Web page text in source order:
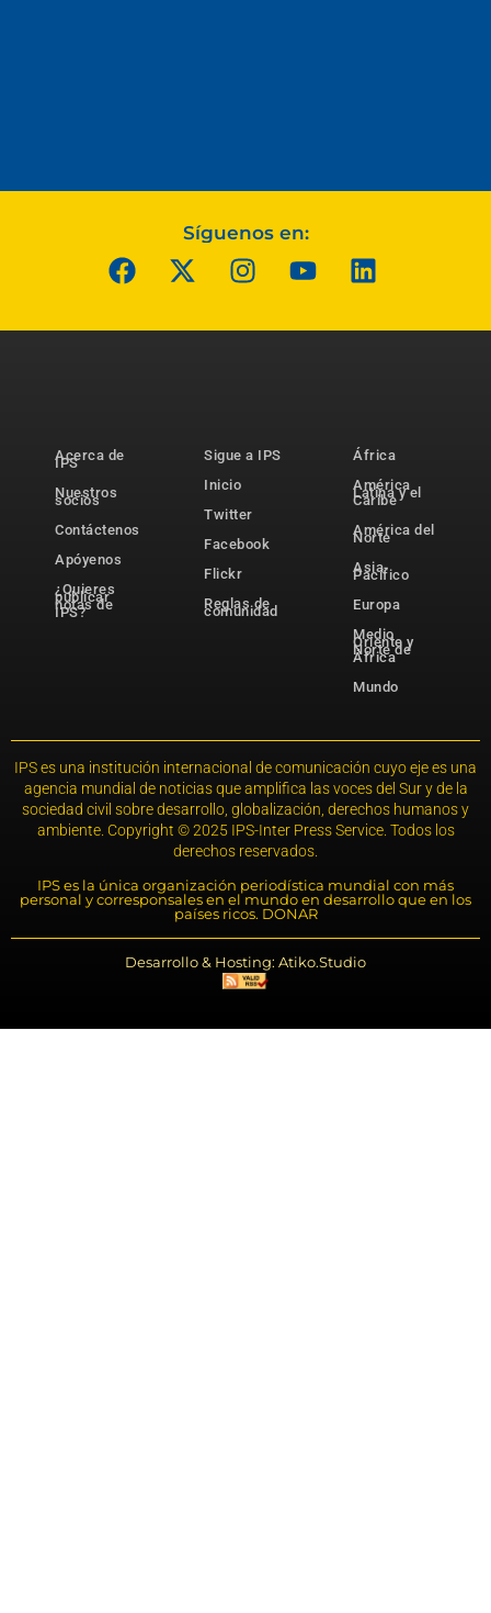
Síguenos en:
Acerca de
IPS
Nuestros
socios
Contáctenos
Apóyenos
¿Quieres
publicar
notas de
IPS?
Sigue a IPS
Inicio
Twitter
Facebook
Flickr
Reglas de
comunidad
África
América
Latina y el
Caribe
América del
Norte
Asia-
Pacífico
Europa
Medio
Oriente y
Norte de
África
Mundo
IPS es una institución internacional de comunicación cuyo eje es una
agencia mundial de noticias que amplifica las voces del Sur y de la
sociedad civil sobre desarrollo, globalización, derechos humanos y
ambiente. Copyright © 2025 IPS-Inter Press Service. Todos los
derechos reservados.
IPS es la única organización periodística mundial con más
personal y corresponsales en el mundo en desarrollo que en los
países ricos. DONAR
Desarrollo & Hosting: Atiko.Studio